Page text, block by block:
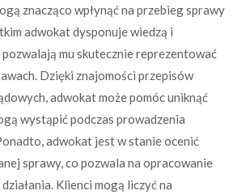
znacząco wpłynąć na przebieg sprawy
adwokat dysponuje wiedzą i
mu skutecznie reprezentować
Dzięki znajomości przepisów
adwokat może pomóc uniknąć
wystąpić podczas prowadzenia
adwokat jest w stanie ocenić
sprawy, co pozwala na opracowanie
Klienci mogą liczyć na